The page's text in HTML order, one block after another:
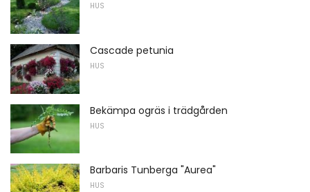
HUS
Cascade petunia
HUS
Bekämpa ogräs i trädgården
HUS
Barbaris Tunberga "Aurea"
HUS